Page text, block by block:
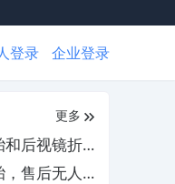
登录 企业登录
更多
后视镜折叠
售后无人处